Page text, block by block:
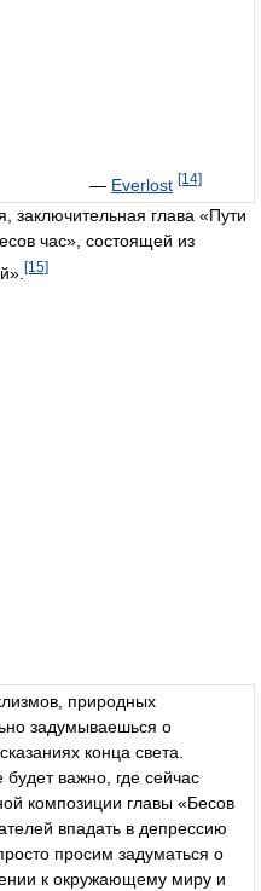
— Everlost [14]
заключительная глава «Пути
час», состоящей из
[15]
природных
задумываешься о
конца света.
будет важно, где сейчас
композиции главы «Бесов
впадать в депрессию
просим задуматься о
к окружающему миру и